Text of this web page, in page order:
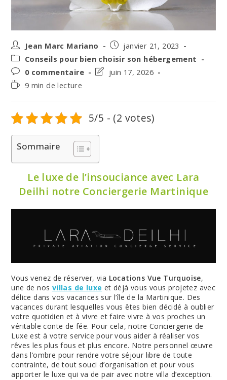
Auteur/autrice
de
la
publication :
Jean Marc Mariano
Post
published:
janvier 21, 2023
Post
category:
Conseils pour bien choisir son hébergement
Post
comments:
0 commentaire
Postjuin 17, 2026
Temps9 min de lecture
5/5 - (2 votes)
Sommaire
Le luxe de l’insouciance avec Lara
Deilhi notre Conciergerie Martinique
Vous venez de réserver, via Locations Vue Turquoise,
une de nos villas de luxe et déjà vous vous projetez avec
délice dans vos vacances sur l’île de la Martinique. Des
vacances durant lesquelles vous êtes bien décidé à oublier
votre quotidien et à vivre et faire vivre à vos proches un
véritable conte de fée. Pour cela, notre Conciergerie de
Luxe est à votre service pour vous aider à réaliser vos
rêves les plus fous et plus encore. Notre personnel œuvre
dans l’ombre pour rendre votre séjour libre de toute
contrainte, de tout souci d’organisation et pour vous
apporter le luxe qui va de pair avec notre villa d’exception.